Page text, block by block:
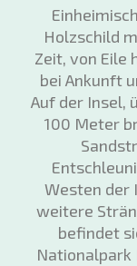
Holzschild
Zeit, von Eile
bei Ankunft
Auf der Insel,
100 Meter
Westen der
weitere
befindet
Nationalpark